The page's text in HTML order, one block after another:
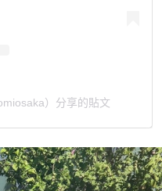
）分享的貼文